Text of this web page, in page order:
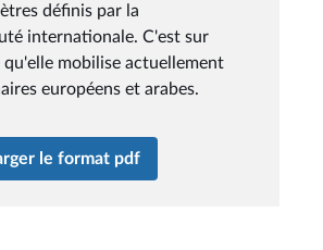
définis par la
internationale. C'est sur
qu'elle mobilise actuellement
européens et arabes.
le format pdf